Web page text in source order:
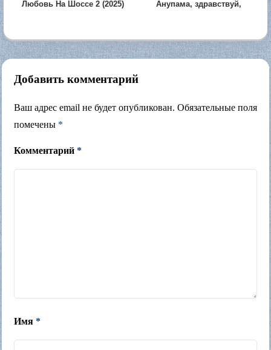
Любовь На Шоссе 2 (2025)
Анупама, здравствуй,
Добавить комментарий
Ваш адрес email не будет опубликован. Обязательные поля
помечены *
Комментарий *
Имя *